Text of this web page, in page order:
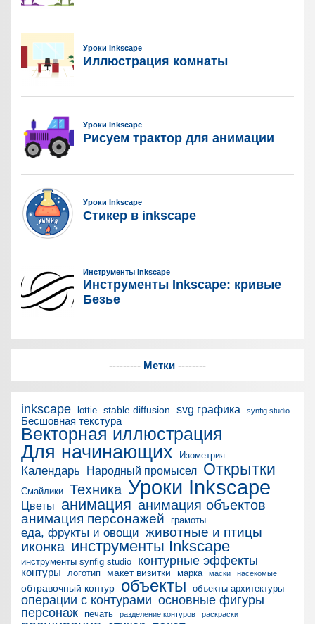
--------- Метки --------
inkscape lottie stable diffusion svg графика synfig studio
Бесшовная текстура
Векторная иллюстрация
Для начинающих Изометрия
Календарь Народный промысел Открытки
Смайлики Техника Уроки Inkscape
Цветы анимация анимация объектов
анимация персонажей грамоты
еда, фрукты и овощи животные и птицы
иконка инструменты Inkscape
инструменты synfig studio контурные эффекты
контуры логотип макет визитки марка маски насекомые
обтравочный контур объекты объекты архитектуры
операции с контурами основные фигуры
персонаж
печать разделение контуров раскраски